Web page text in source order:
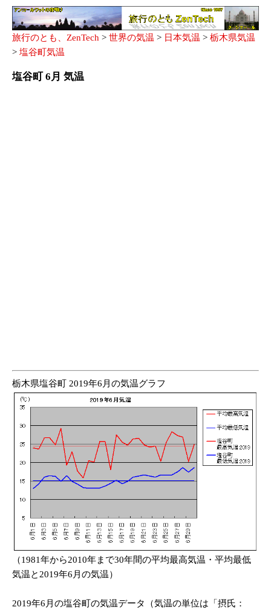
旅行のとも、ZenTech > 世界の気温 > 日本気温 > 栃木県気温
> 塩谷町気温
塩谷町 6月 気温
栃木県塩谷町 2019年6月の気温グラフ
（1981年から2010年まで30年間の平均最高気温・平均最低
気温と2019年6月の気温）
2019年6月の塩谷町の気温データ（気温の単位は「摂氏：